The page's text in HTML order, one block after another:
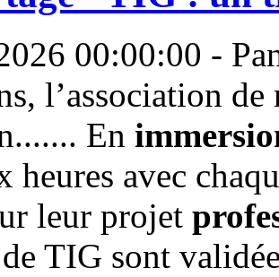
00:00:00 -
l’association
En
heures avec
leur projet
TIG sont